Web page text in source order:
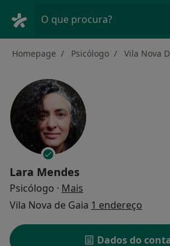
O que procura?
Homepage Psicólogo Vila Nova
Lara Mendes
Psicólogo · Mais
Vila Nova de Gaia 1 endereço
Dados do